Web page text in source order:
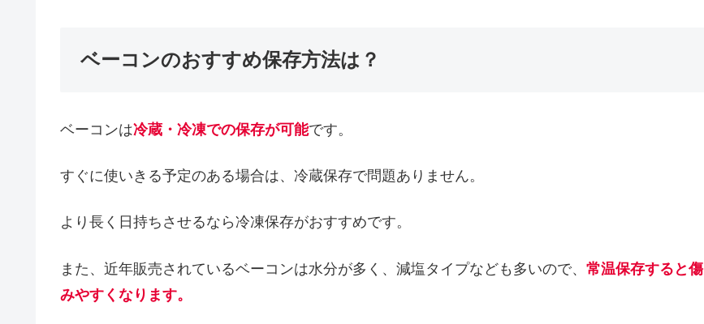
ベーコンのおすすめ保存方法は？
ベーコンは冷蔵・冷凍での保存が可能です。
すぐに使いきる予定のある場合は、冷蔵保存で問題ありません。
より長く日持ちさせるなら冷凍保存がおすすめです。
また、近年販売されているベーコンは水分が多く、減塩タイプなども多いので、 常温保存すると傷
みやすくなります。